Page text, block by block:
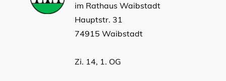
im Rathaus Waibstadt
Hauptstr. 31
74915 Waibstadt
Zi. 14, 1. OG